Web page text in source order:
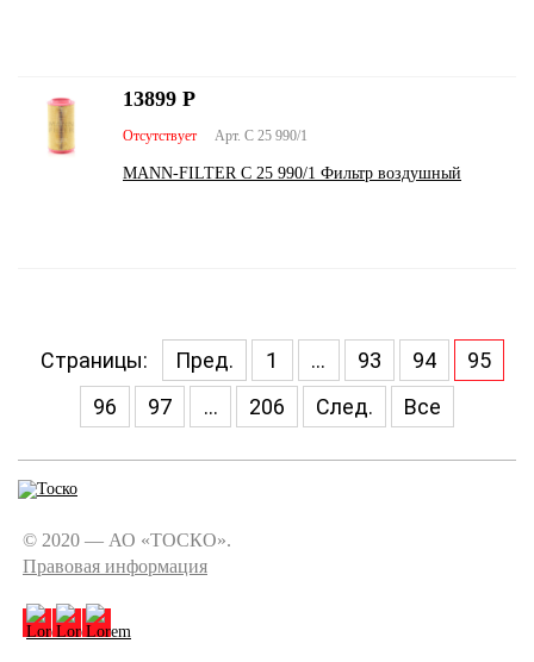
Арт. C 25 990/1
Отсутствует
MANN-FILTER C 25 990/1 Фильтр воздушный
13899 Р
Страницы: Пред. 1 ... 93 94
95
96
97 ... 206 След. Все
© 2020 — АО «ТОСКО».
Правовая информация